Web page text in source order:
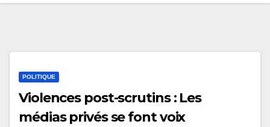
POLITIQUE
Violences post-scrutins : Les
médias privés se font voix